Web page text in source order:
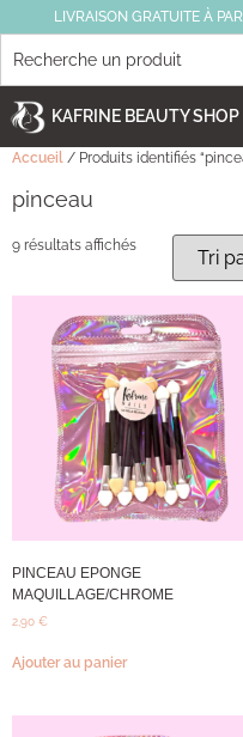
LIVRAISON GRATUITE À
KAFRINE BEAUTY SHOP
Accueil / Produits identifiés
pinceau
9 résultats affichés
PINCEAU EPONGE
MAQUILLAGE/CHROME
2,90 €
Ajouter au panier